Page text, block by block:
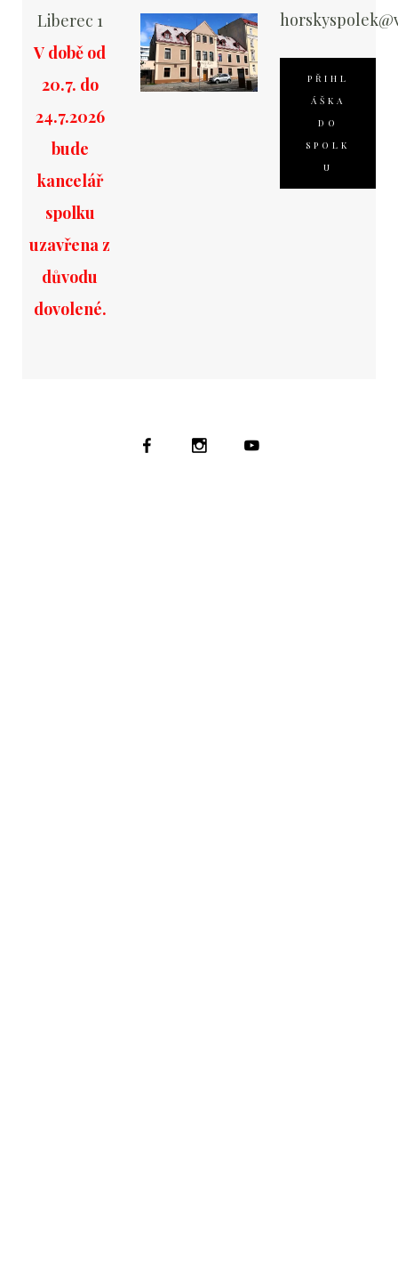
Liberec 1
V době od
20.7. do
24.7.2026
bude
kancelář
spolku
uzavřena z
důvodu
dovolené.
PŘIHL
ÁŠKA
DO
SPOLK
U